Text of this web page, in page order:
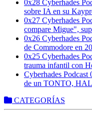
0x28 Cyberhades
sobre IA en su
0x27 Cyberhades
compare Migue",
0x26 Cyberhades
de Commodore en
0x25 Cyberhades
trauma infantil con
Cyberhades Podcast
de un TONTO, HAL
CATEGORÍAS